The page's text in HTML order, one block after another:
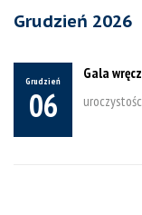
Grudzień 2026
Grudzień
06
Gala